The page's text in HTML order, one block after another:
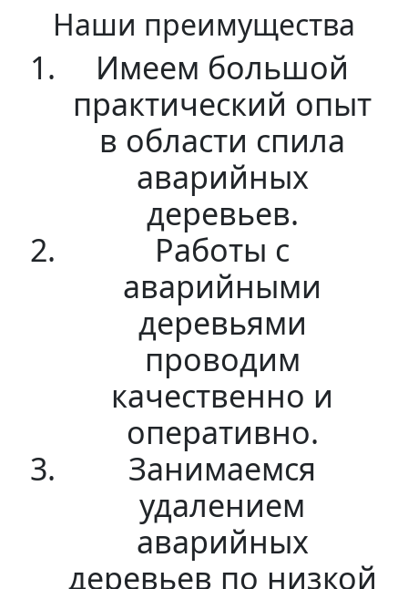
Наши преимущества
Имеем большой
практический опыт
в области спила
аварийных
деревьев.
Работы с
аварийными
деревьями
проводим
качественно и
оперативно.
Занимаемся
удалением
аварийных
деревьев по низкой